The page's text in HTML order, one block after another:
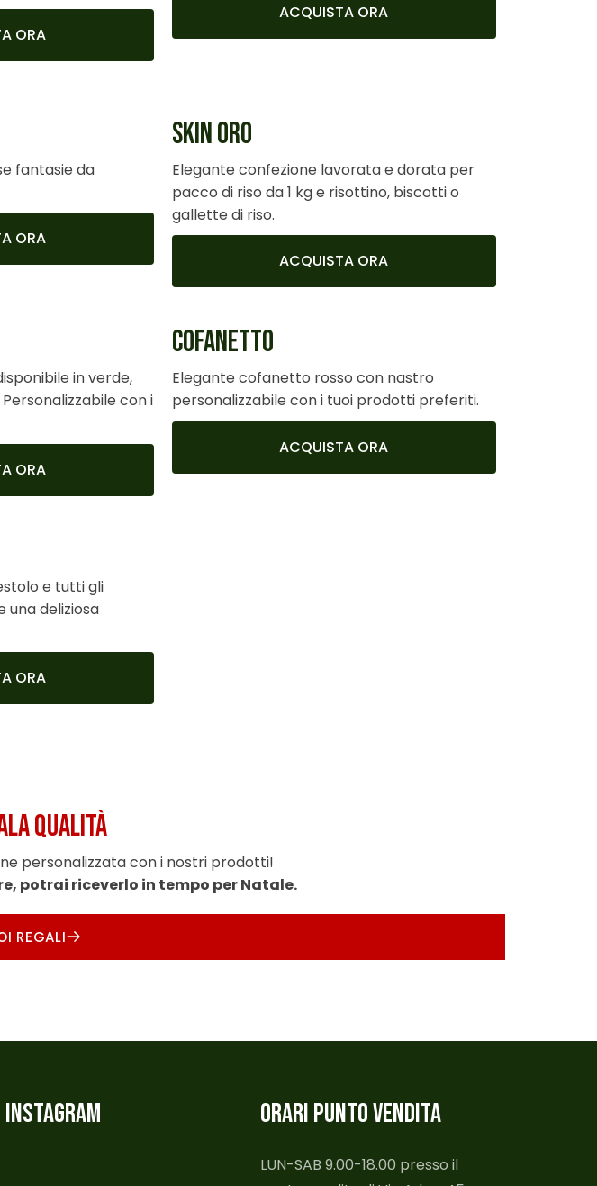
ORA
ACQUISTA ORA
fantasie da
ORA
SKIN ORO
Elegante confezione lavorata e dorata per
pacco di riso da 1 kg e risottino, biscotti o
gallette di riso.
ACQUISTA ORA
in verde,
con i
ORA
COFANETTO
Elegante cofanetto rosso con nastro
personalizzabile con i tuoi prodotti preferiti.
ACQUISTA ORA
e tutti gli
una deliziosa
ORA
QUALITÀ
personalizzata con i nostri prodotti!
potrai riceverlo in tempo per Natale.
REGALI
INSTAGRAM ORARI PUNTO VENDITA
LUN-SAB 9.00-18.00 presso il